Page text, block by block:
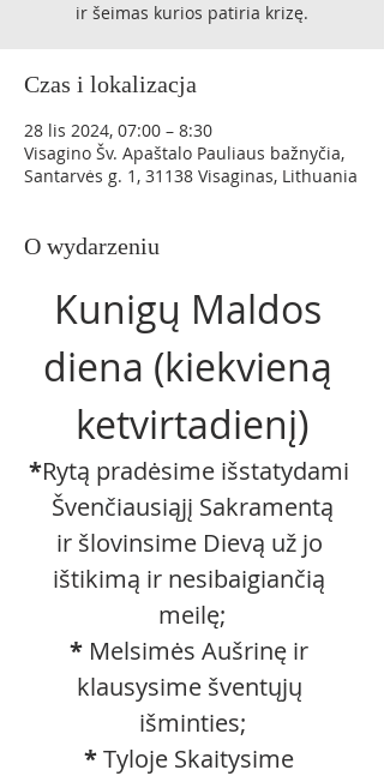
ir šeimas kurios patiria krizę.
Czas i lokalizacja
28 lis 2024, 07:00 – 8:30
Visagino Šv. Apaštalo Pauliaus bažnyčia,
Santarvės g. 1, 31138 Visaginas, Lithuania
O wydarzeniu
Kunigų Maldos
diena (kiekvieną
ketvirtadienį)
*Rytą pradėsime išstatydami
Švenčiausiąjį Sakramentą
ir šlovinsime Dievą už jo
ištikimą ir nesibaigiančią
meilę;
* Melsimės Aušrinę ir
klausysime šventųjų
išminties;
* Tyloje Skaitysime